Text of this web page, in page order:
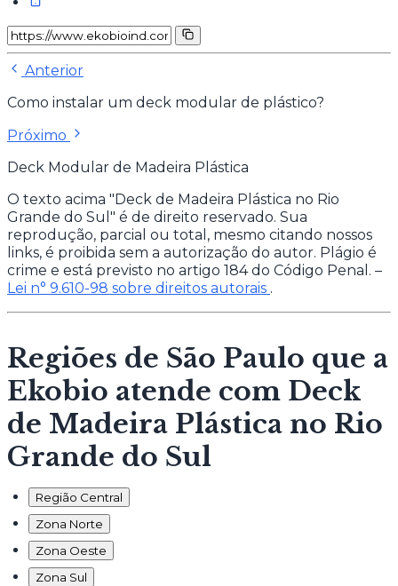
Anterior
Como instalar um deck modular de plástico?
Próximo
Deck Modular de Madeira Plástica
O texto acima "Deck de Madeira Plástica no Rio
Grande do Sul" é de direito reservado. Sua
reprodução, parcial ou total, mesmo citando nossos
links, é proibida sem a autorização do autor. Plágio é
crime e está previsto no artigo 184 do Código Penal. –
Lei n° 9.610-98 sobre direitos autorais .
Regiões de São Paulo que a
Ekobio atende com Deck
de Madeira Plástica no Rio
Grande do Sul
Região Central
Zona Norte
Zona Oeste
Zona Sul